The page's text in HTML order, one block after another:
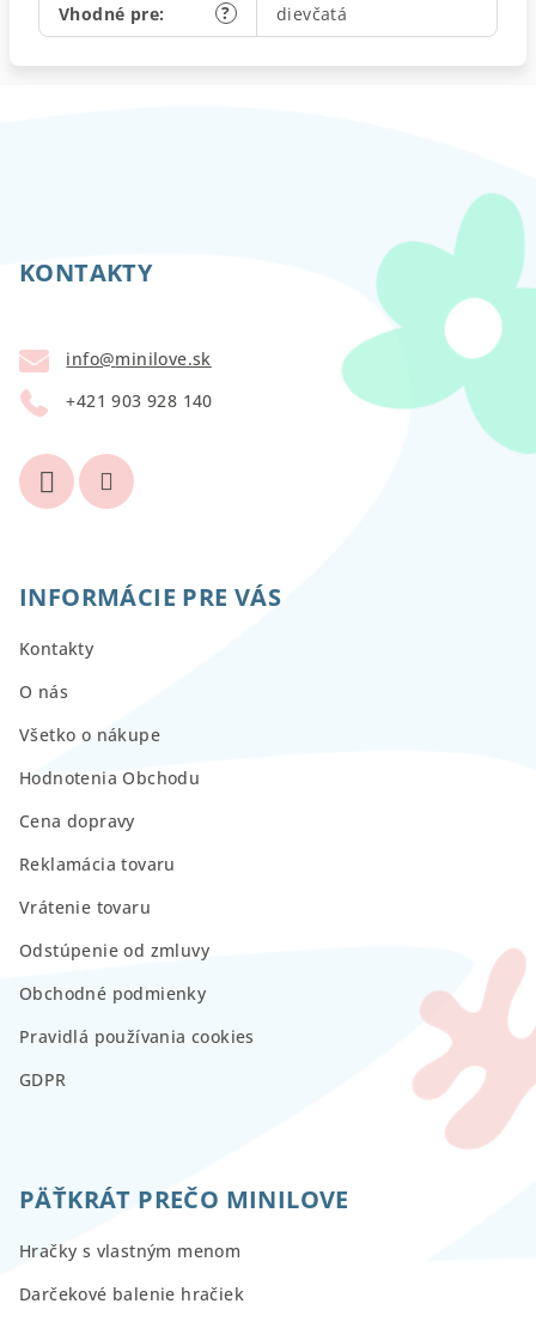
?
Vhodné pre: dievčatá
KONTAKTY
info@minilove.sk
+421 903 928 140
INFORMÁCIE PRE VÁS
Kontakty
O nás
Všetko o nákupe
Hodnotenia Obchodu
Cena dopravy
Reklamácia tovaru
Vrátenie tovaru
Odstúpenie od zmluvy
Obchodné podmienky
Pravidlá používania cookies
GDPR
PÄŤKRÁT PREČO MINILOVE
Hračky s vlastným menom
Darčekové balenie hračiek